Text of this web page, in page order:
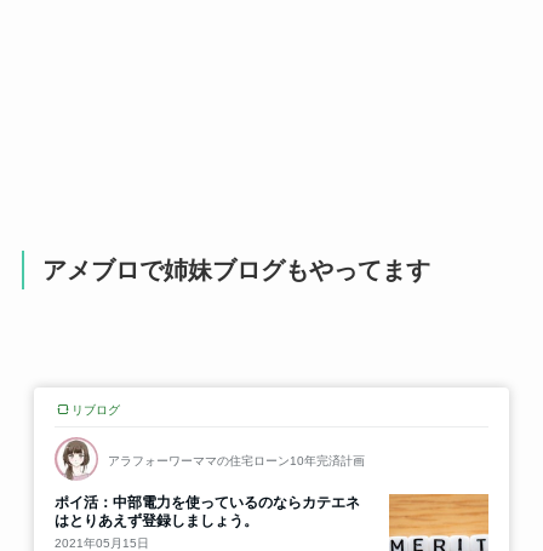
アメブロで姉妹ブログもやってます